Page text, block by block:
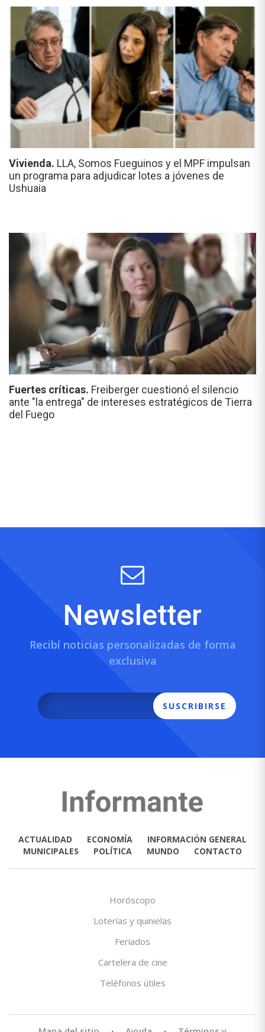
Vivienda. LLA, Somos Fueguinos y el MPF impulsan
un programa para adjudicar lotes a jóvenes de
Ushuaia
Fuertes críticas. Freiberger cuestionó el silencio
ante "la entrega" de intereses estratégicos de Tierra
del Fuego
Newsletter
Recibí noticias personalizadas de forma
exclusiva
SUSCRIBIRSE
ACTUALIDAD ECONOMÍA
INFORMACIÓN GENERAL
MUNICIPALES
POLÍTICA MUNDO CONTACTO
Horóscopo
Loterías y quinielas
Feriados
Cartelera de cine
Teléfonos útiles